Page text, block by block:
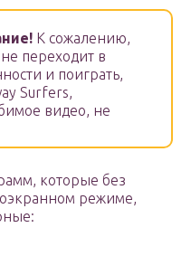
К сожалению,
переходит в
и поиграть,
Surfers,
видео, не
которые без
режиме,